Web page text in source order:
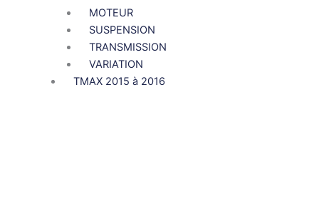
MOTEUR
SUSPENSION
TRANSMISSION
VARIATION
TMAX 2015 à 2016